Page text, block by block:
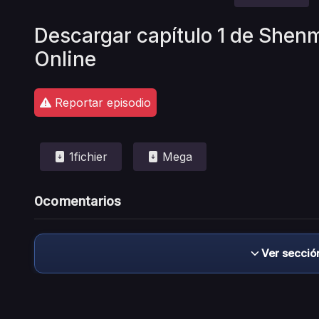
Descargar capítulo 1 de
Online
Reportar episodio
1fichier Mega
0comentarios
Ver